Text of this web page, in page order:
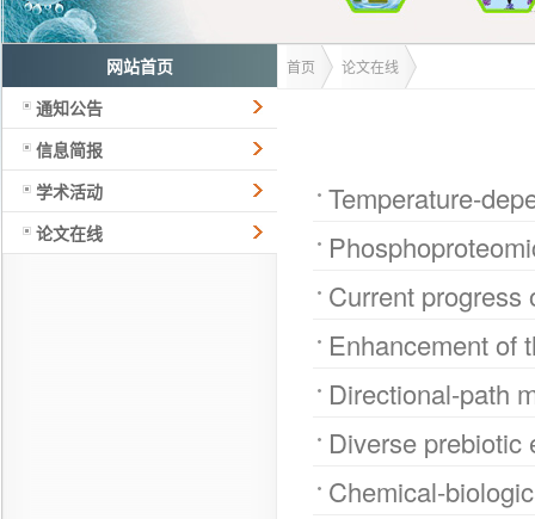
首页 论文在线
Temperature-
Current progress
Enhancement of
Directional-path
Diverse prebiotic
Chemical-
网站首页
通知公告
信息简报
学术活动
论文在线